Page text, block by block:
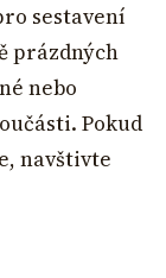
sestavení
prázdných
nebo
Pokud
navštivte